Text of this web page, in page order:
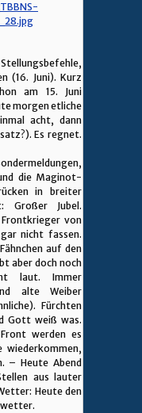
(16. Juni). Kurz
am 15. Juni
morgen etliche
acht, dann
Es regnet.
die Maginot-
in breiter
Großer Jubel.
von
nicht fassen.
auf den
aber doch noch
laut. Immer
alte Weiber
Fürchten
Gott weiß was.
werden es
wiederkommen,
– Heute Abend
aus lauter
Heute den